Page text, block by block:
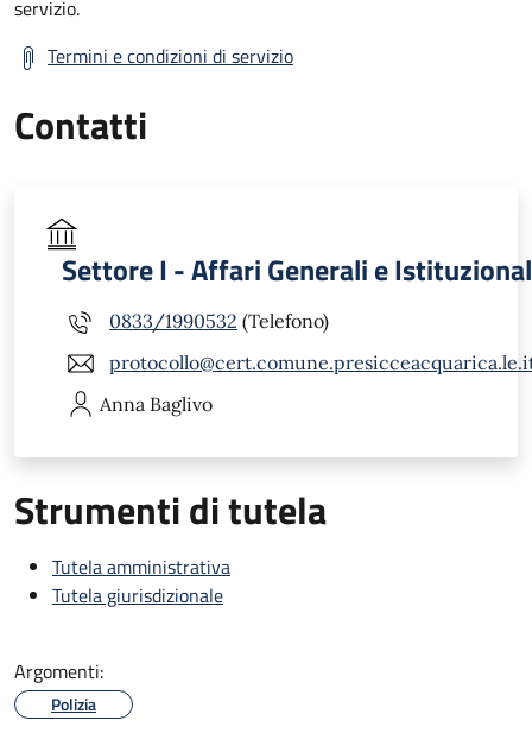
servizio.
Termini e condizioni di servizio
Contatti
Settore I - Affari Generali e
0833/1990532 (Telefono)
Anna Baglivo
Strumenti di tutela
Tutela amministrativa
Tutela giurisdizionale
Argomenti:
Polizia